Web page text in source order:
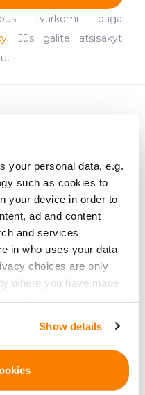
your personal data, e.g.
such as cookies to
your device in order to
ad and content
and services
in who uses your data
choices are only
where you have made
Show details
tvarkomi pagal
. Jūs galite atsisakyti
LV-1039, Latvija